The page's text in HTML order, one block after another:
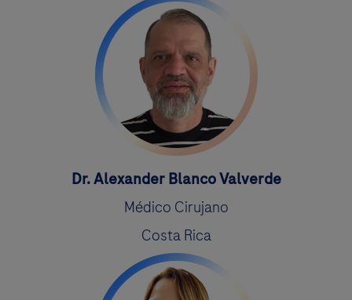
Dr. Alexander Blanco Valverde
Médico Cirujano
Costa Rica